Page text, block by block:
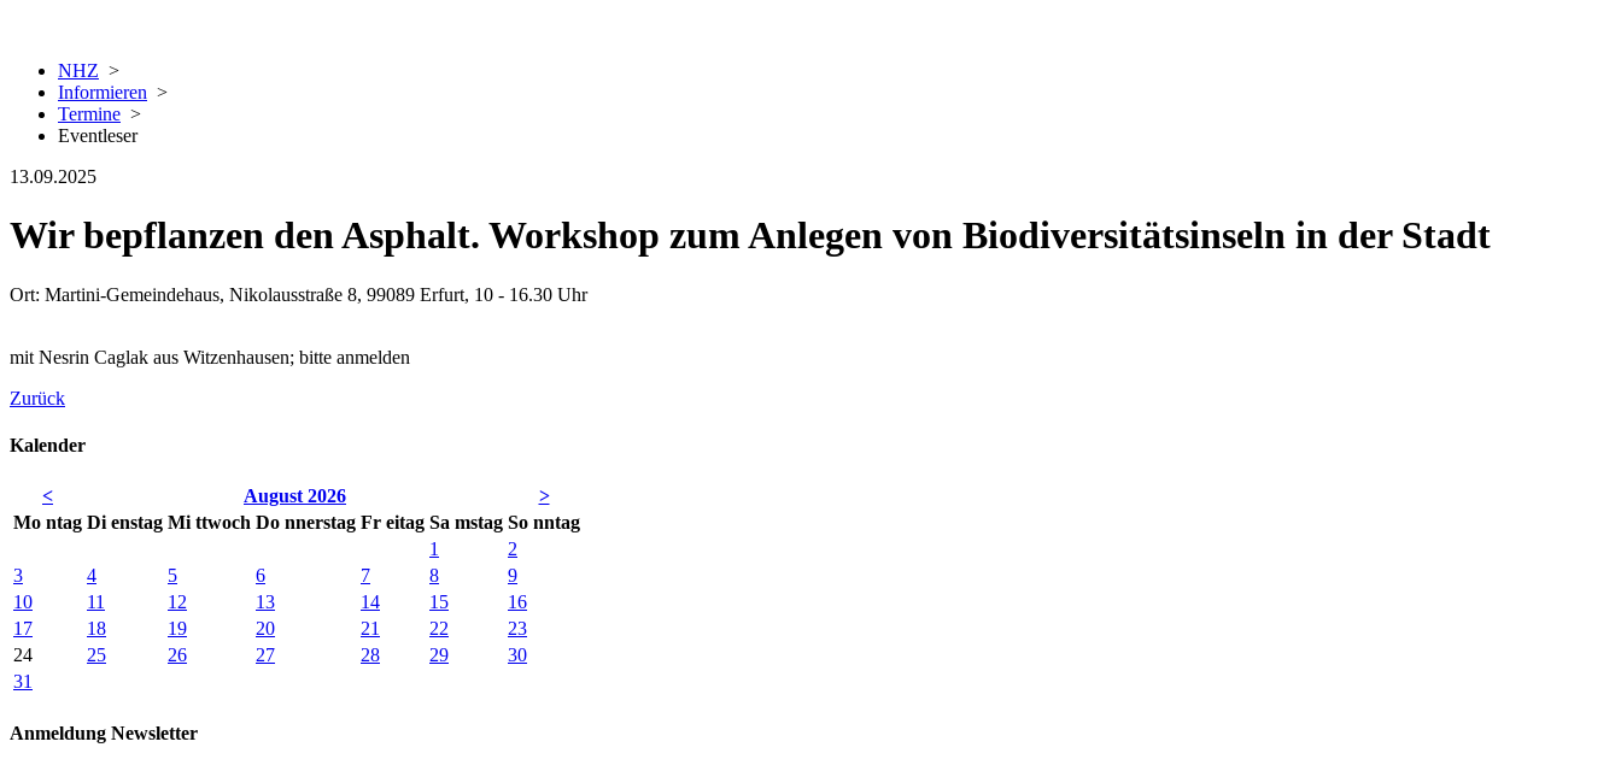
NHZ >
Informieren >
Termine >
Eventleser
13.09.2025
Wir bepflanzen den Asphalt. Workshop zum Anlegen von Biodiversitätsinseln in der Stadt
Ort: Martini-Gemeindehaus, Nikolausstraße 8, 99089 Erfurt, 10 - 16.30 Uhr
mit Nesrin Caglak aus Witzenhausen; bitte anmelden
Zurück
Kalender
< August 2026
>
Mo ntag Dienstag Mittwoch Do nnerstag Fr eitag Sa mstag So nntag
1
2
3
4 5 6 7 8
9
10
11 12 13 14 15
16
17
18 19 20 21 22
23
24
25 26 27 28 29
30
31
Anmeldung Newsletter